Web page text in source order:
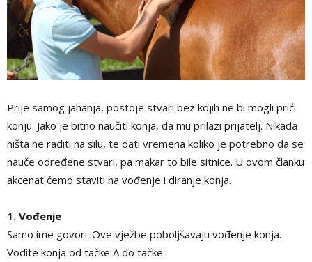
Prije samog jahanja, postoje stvari bez kojih ne bi mogli prići
konju. Jako je bitno naučiti konja, da mu prilazi prijatelj. Nikada
ništa ne raditi na silu, te dati vremena koliko je potrebno da se
nauče određene stvari, pa makar to bile sitnice. U ovom članku
akcenat ćemo staviti na vođenje i diranje konja.
1. Vođenje
Samo ime govori: Ove vježbe poboljšavaju vođenje konja.
Vodite konja od tačke A do tačke